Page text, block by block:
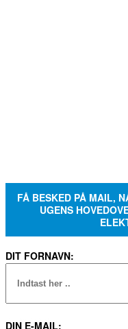
FÅ BESKED PÅ MAIL,
UGENS
DIT FORNAVN:
DIN E-MAIL: